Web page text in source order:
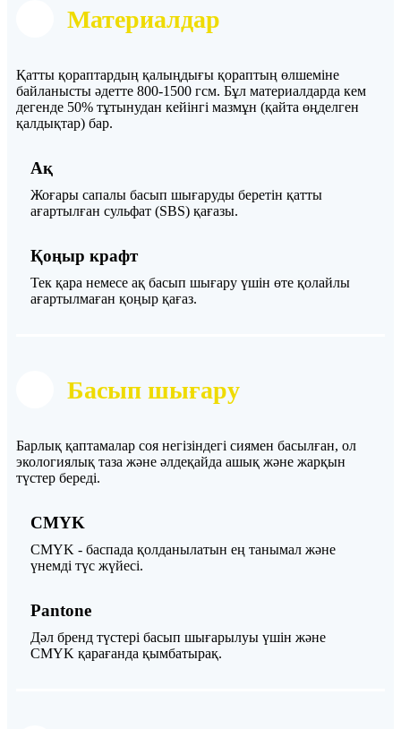
Материалдар
Қатты қораптардың қалыңдығы қораптың өлшеміне
байланысты әдетте 800-1500 гсм. Бұл материалдарда кем
дегенде 50% тұтынудан кейінгі мазмұн (қайта өңделген
қалдықтар) бар.
Ақ
Жоғары сапалы басып шығаруды беретін қатты
ағартылған сульфат (SBS) қағазы.
Қоңыр крафт
Тек қара немесе ақ басып шығару үшін өте қолайлы
ағартылмаған қоңыр қағаз.
Басып шығару
Барлық қаптамалар соя негізіндегі сиямен басылған, ол
экологиялық таза және әлдеқайда ашық және жарқын
түстер береді.
CMYK
CMYK - баспада қолданылатын ең танымал және
үнемді түс жүйесі.
Pantone
Дәл бренд түстері басып шығарылуы үшін және
CMYK қарағанда қымбатырақ.